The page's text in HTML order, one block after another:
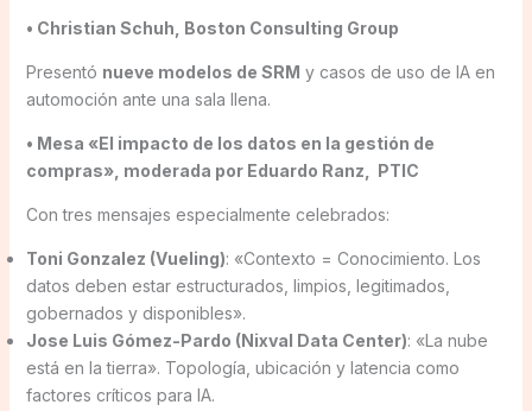
• Christian Schuh, Boston Consulting Group
Presentó nueve modelos de SRM y casos de uso de IA en
automoción ante una sala llena.
• Mesa «El impacto de los datos en la gestión de
compras», moderada por Eduardo Ranz, PTIC
Con tres mensajes especialmente celebrados:
Toni Gonzalez (Vueling): «Contexto = Conocimiento. Los
datos deben estar estructurados, limpios, legitimados,
gobernados y disponibles».
Jose Luis Gómez-Pardo (Nixval Data Center): «La nube
está en la tierra». Topología, ubicación y latencia como
factores críticos para IA.